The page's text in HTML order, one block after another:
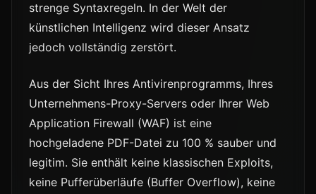
strenge Syntaxregeln. In der Welt der
künstlichen Intelligenz wird dieser Ansatz
jedoch vollständig zerstört.
Aus der Sicht Ihres Antivirenprogramms, Ihres
Unternehmens-Proxy-Servers oder Ihrer Web
Application Firewall (WAF) ist eine
hochgeladene PDF-Datei zu 100 % sauber und
legitim. Sie enthält keine klassischen Exploits,
keine Pufferüberläufe (Buffer Overflow), keine